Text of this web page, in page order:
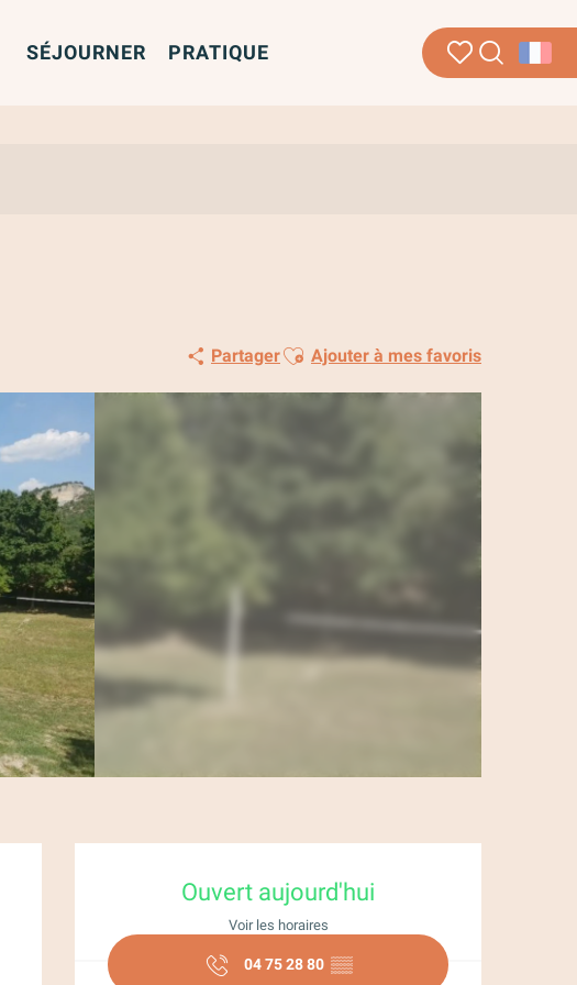
Recherche
SÉJOURNER PRATIQUE
PartagerAjouter aux favoris
Ajouter à mes favoris
Ouverture et
Ouvert aujourd'hui
Voir les horaires
04 75 28 80 ▒▒